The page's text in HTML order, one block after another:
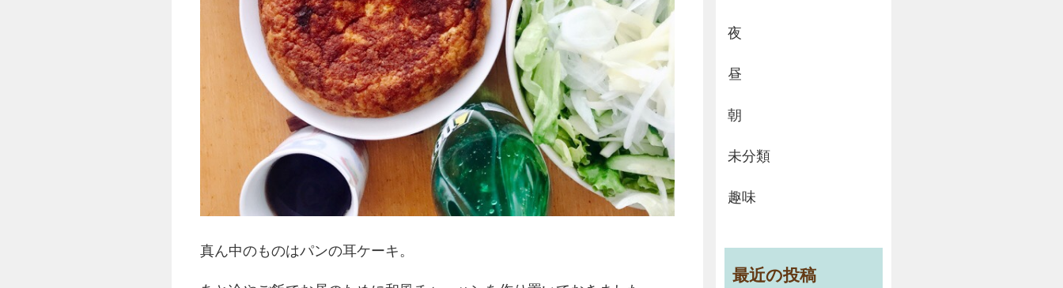
真ん中のものはパンの耳ケーキ。
夜
昼
朝
未分類
趣味
最近の投稿